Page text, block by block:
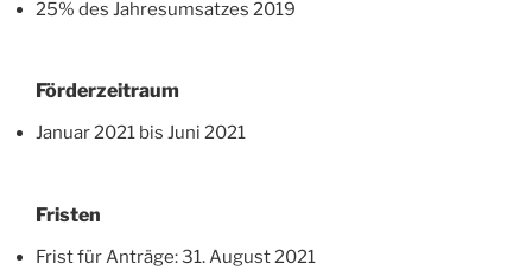
25% des Jahresumsatzes 2019
Förderzeitraum
Januar 2021 bis Juni 2021
Fristen
Frist für Anträge: 31. August 2021